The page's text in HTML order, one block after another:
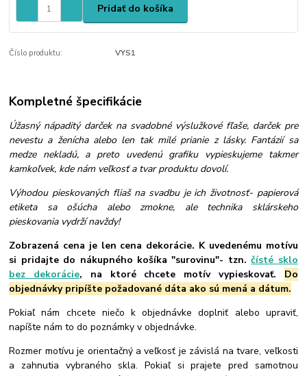
Pridať do košíka
Číslo produktu: VYS1
Kompletné špecifikácie
Úžasný nápaditý darček na svadobné výslužkové fľaše, darček pre
nevestu a ženícha alebo len tak milé prianie z lásky. Fantázií sa
medze nekladú, a preto uvedenú grafiku vypieskujeme takmer
kamkoľvek, kde nám veľkosť a tvar produktu dovolí.
Výhodou pieskovaných fliaš na svadbu je ich životnosť- papierová
etiketa sa ošúcha alebo zmokne, ale technika sklárskeho
pieskovania vydrží navždy!
Zobrazená cena je len cena dekorácie. K uvedenému motívu
si pridajte do nákupného košíka "surovinu"- tzn.čísté sklo
bez dekorácie, na ktoré chcete motív vypieskovať. Do
objednávky pripíšte požadované dáta ako sú mená a dátum.
Pokiaľ nám chcete niečo k objednávke doplniť alebo upraviť,
napíšte nám to do poznámky v objednávke.
Rozmer motívu je orientačný a veľkosť je závislá na tvare, veľkosti
a zahnutia vybraného skla. Pokiaľ si prajete pred samotnou